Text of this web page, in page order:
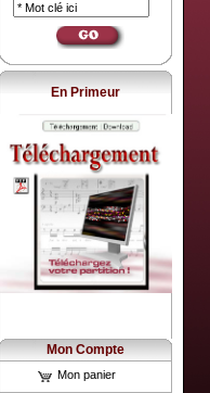
En Primeur
Mon Compte
Mon panier